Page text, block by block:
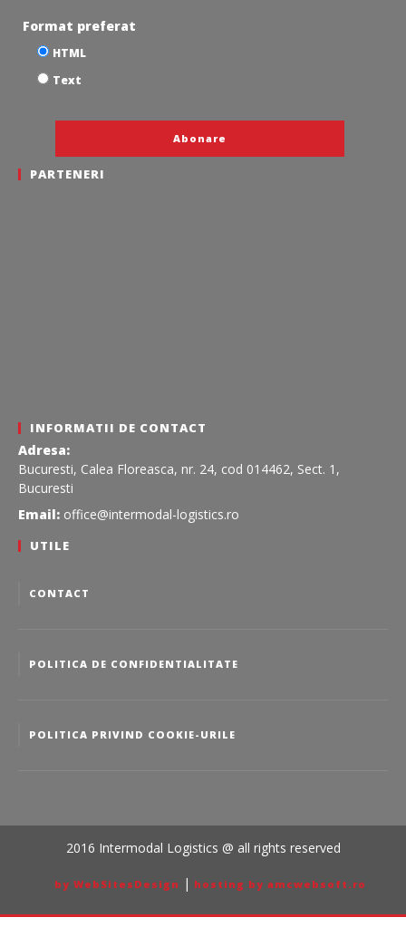
Format preferat
HTML
Text
PARTENERI
INFORMATII DE CONTACT
Adresa:
Bucuresti, Calea Floreasca, nr. 24, cod 014462, Sect. 1,
Bucuresti
Email: office@intermodal-logistics.ro
UTILE
CONTACT
POLITICA DE CONFIDENTIALITATE
POLITICA PRIVIND COOKIE-URILE
2016 Intermodal Logistics @ all rights reserved
by WebSitesDesign | hosting by amcwebsoft.ro